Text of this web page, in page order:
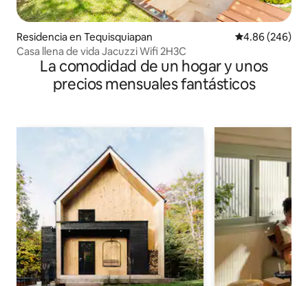
Residencia en Tequisquiapan Calificación
4.86 (246)
Casa llena de vida Jacuzzi Wifi 2H3C
La comodidad de un hogar y unos
precios mensuales fantásticos